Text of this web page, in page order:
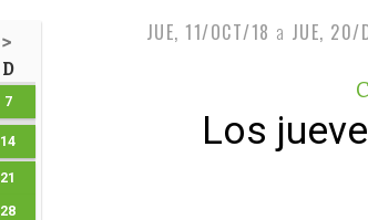
>
D
7
14
21
28
JUE, 11/OCT/18 a JUE, 20/
Los